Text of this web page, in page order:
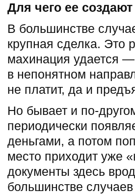
Для чего ее создают
В большинстве
крупная сделка. Это
махинация удается
в непонятном
не платит, да и
Но бывает и по-
периодически
деньгами, а потом
место приходит уже
документы здесь
большинстве